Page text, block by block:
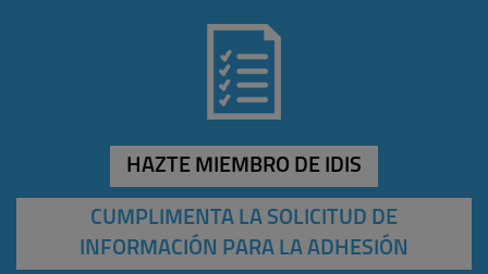
HAZTE MIEMBRO DE IDIS
CUMPLIMENTA LA SOLICITUD DE
INFORMACIÓN PARA LA ADHESIÓN